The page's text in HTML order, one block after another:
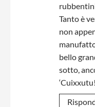
Tanto è
non
bello
sotto,